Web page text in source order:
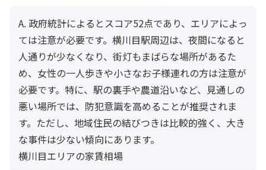
A. 政府統計によるとスコア52点であり、エリアによっ
ては注意が必要です。横川目駅周辺は、夜間になると
人通りが少なくなり、街灯もまばらな場所があるた
め、女性の一人歩きや小さなお子様連れの方は注意が
必要です。特に、駅の裏手や農道沿いなど、見通しの
悪い場所では、防犯意識を高めることが推奨されま
す。ただし、地域住民の結びつきは比較的強く、大き
な事件は少ない傾向にあります。
横川目エリアの家賃相場